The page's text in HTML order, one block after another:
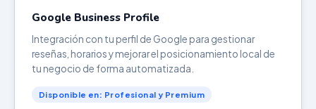
Google Business Profile
Integración con tu perfil de Google para gestionar
reseñas, horarios y mejorar el posicionamiento local de
tu negocio de forma automatizada.
Disponible en: Profesional y Premium